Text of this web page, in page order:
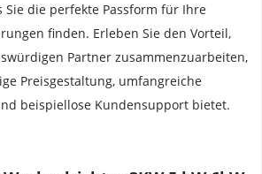
Sie die perfekte Passform für Ihre
finden. Erleben Sie den Vorteil,
Partner zusammenzuarbeiten,
Preisgestaltung, umfangreiche
beispiellose Kundensupport bietet.